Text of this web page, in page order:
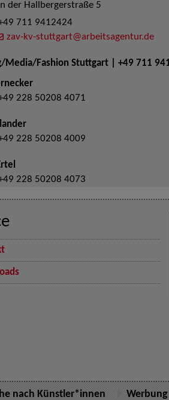
der Hallbergerstraße 5
711 9412424
zav-kv-stuttgart@arbeitsagentur.de
Media/Fashion Stuttgart | +49 711
228 50208 4071
228 50208 4009
228 50208 4073
nach Künstler*innen